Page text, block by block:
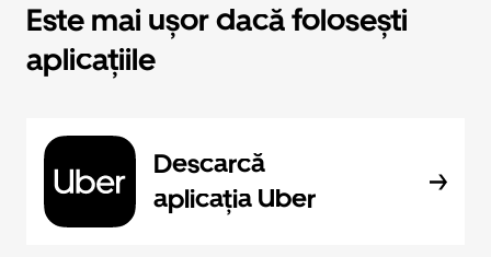
Este mai ușor dacă folosești
aplicațiile
Descarcă
aplicația Uber